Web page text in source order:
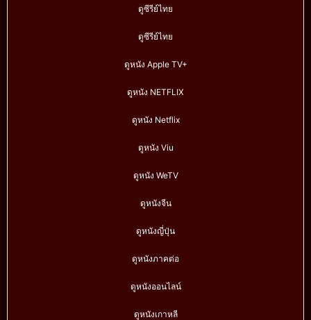
ดูซีรีย์ไทย
ดูซีรีย์ไทย
ดูหนัง Apple TV+
ดูหนัง NETFLIX
ดูหนัง Netflix
ดูหนัง Viu
ดูหนัง WeTV
ดูหนังจีน
ดูหนังญี่ปุ่น
ดูหนังภาคต่อ
ดูหนังออนไลน์
ดูหนังเกาหลี